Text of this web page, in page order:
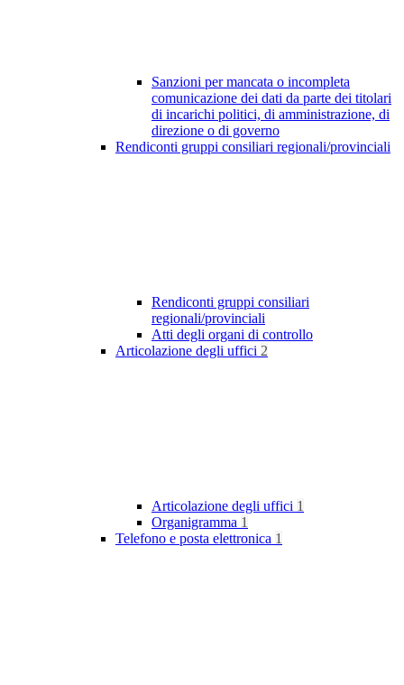
Sanzioni per mancata o incompleta
comunicazione dei dati da parte dei titolari
di incarichi politici, di amministrazione, di
direzione o di governo
Rendiconti gruppi consiliari regionali/provinciali
Rendiconti gruppi consiliari
regionali/provinciali
Atti degli organi di controllo
Articolazione degli uffici 2
Articolazione degli uffici 1
Organigramma 1
Telefono e posta elettronica 1